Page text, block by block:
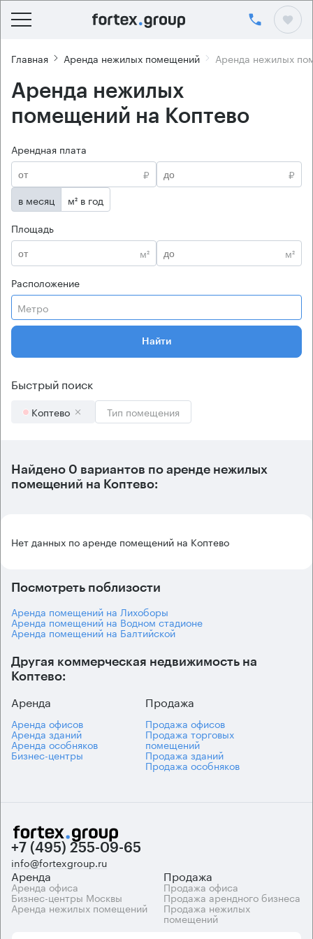
Главная Аренда нежилых помещений Аренда нежилых
Аренда нежилых
помещений на Коптево
Арендная плата
₽
₽
в месяц
м² в год
Площадь
м²
м²
Расположение
Метро
Найти
Быстрый поиск
Коптево Тип помещения
Найдено 0 вариантов по аренде нежилых
помещений на Коптево:
Нет данных по аренде помещений на Коптево
Посмотреть поблизости
Аренда помещений на Лихоборы
Аренда помещений на Водном стадионе
Аренда помещений на Балтийской
Другая коммерческая недвижимость на
Коптево:
Аренда
Аренда офисов
Аренда зданий
Аренда особняков
Бизнес-центры
Продажа
Продажа офисов
Продажа торговых
помещений
Продажа зданий
Продажа особняков
+7 (495) 255-09-65
info@fortexgroup.ru
Аренда
Аренда офиса
Бизнес-центры Москвы
Аренда нежилых помещений
Продажа
Продажа офиса
Продажа арендного бизнеса
Продажа нежилых
помещений